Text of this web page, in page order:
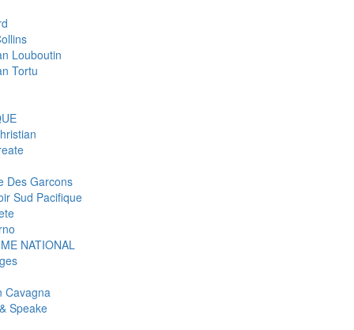
Louboutin
Tortu
Des Garcons
Sud Pacifique
NATIONAL
Cavagna
Speake